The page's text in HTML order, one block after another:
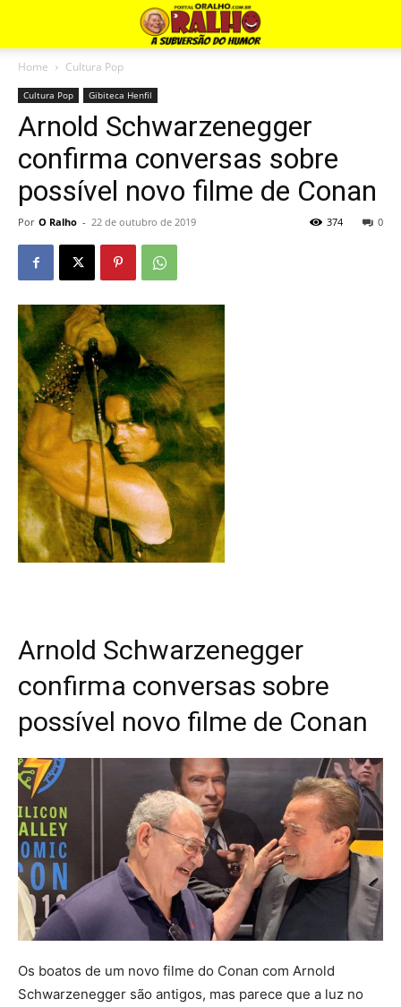
Home Cultura Pop
Cultura Pop Gibiteca Henfil
Arnold Schwarzenegger
confirma conversas sobre
possível novo filme de Conan
Por O Ralho - 22 de outubro de 2019 0
374
Arnold Schwarzenegger
confirma conversas sobre
possível novo filme de Conan
Os boatos de um novo filme do Conan com Arnold
Schwarzenegger são antigos, mas parece que a luz no